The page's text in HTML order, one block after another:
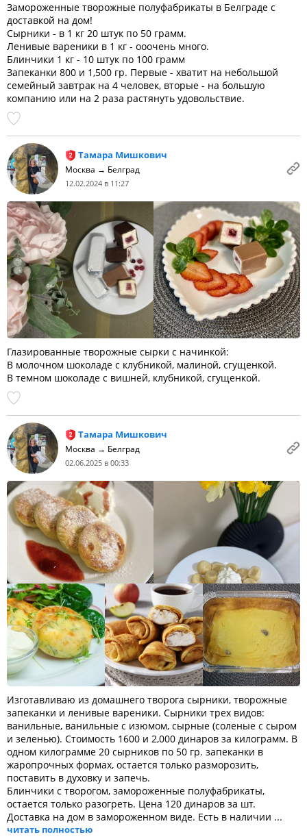
Замороженные творожные полуфабрикаты в Белграде с
доставкой на дом!
Сырники - в 1 кг 20 штук по 50 грамм.
Ленивые вареники в 1 кг - ооочень много.
Блинчики 1 кг - 10 штук по 100 грамм
Запеканки 800 и 1,500 гр. Первые - хватит на небольшой
семейный завтрак на 4 человек, вторые - на большую
компанию или на 2 раза растянуть удовольствие.
Тамара Мишкович
Москва → Белград
12.02.2024 в 11:27
Глазированные творожные сырки с начинкой:
В молочном шоколаде с клубникой, малиной, сгущенкой.
В темном шоколаде с вишней, клубникой, сгущенкой.
Тамара Мишкович
Москва → Белград
02.06.2025 в 00:33
Изготавливаю из домашнего творога сырники, творожные
запеканки и ленивые вареники. Сырники трех видов:
ванильные, ванильные с изюмом, сырные (соленые с сыром
и зеленью). Стоимость 1600 и 2,000 динаров за килограмм. В
одном килограмме 20 сырников по 50 гр. запеканки в
жаропрочных формах, остается только разморозить,
поставить в духовку и запечь.
Блинчики с творогом, замороженные полуфабрикаты,
остается только разогреть. Цена 120 динаров за шт.
Доставка на дом в замороженном виде. Есть в наличии ...
читать полностью